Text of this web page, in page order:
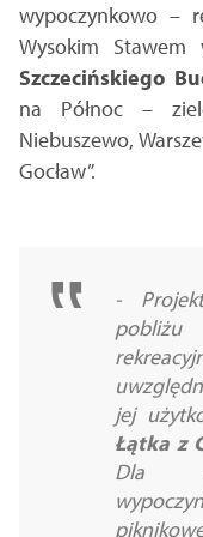
wypoczynkowo –
Wysokim
Szczecińskiego
na Północ –
Niebuszewo,
Gocław”.
-
jej
Łątka z
Dla